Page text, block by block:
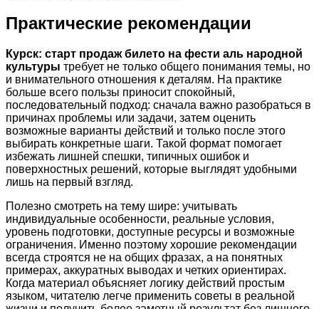
Практические рекомендации
Курск: старт продаж билето на фести аль народной
культуры требует не только общего понимания темы, но
и внимательного отношения к деталям. На практике
больше всего пользы приносит спокойный,
последовательный подход: сначала важно разобраться в
причинах проблемы или задачи, затем оценить
возможные варианты действий и только после этого
выбирать конкретные шаги. Такой формат помогает
избежать лишней спешки, типичных ошибок и
поверхностных решений, которые выглядят удобными
лишь на первый взгляд.
Полезно смотреть на тему шире: учитывать
индивидуальные особенности, реальные условия,
уровень подготовки, доступные ресурсы и возможные
ограничения. Именно поэтому хорошие рекомендации
всегда строятся не на общих фразах, а на понятных
примерах, аккуратных выводах и четких ориентирах.
Когда материал объясняет логику действий простым
языком, читателю легче применить советы в реальной